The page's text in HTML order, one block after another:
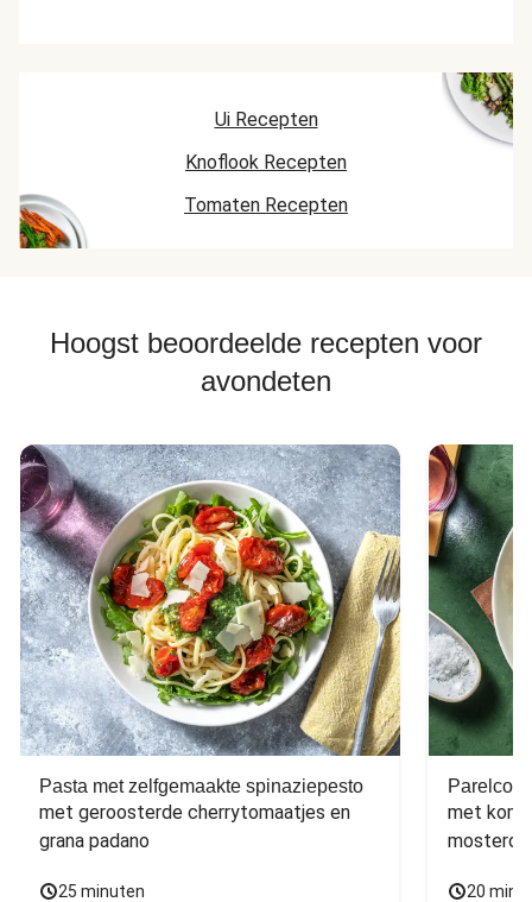
Ui Recepten
Knoflook Recepten
Tomaten Recepten
Hoogst beoordeelde recepten voor
avondeten
Pasta met zelfgemaakte spinaziepesto
met geroosterde cherrytomaatjes en
grana padano
25 minuten
met
20